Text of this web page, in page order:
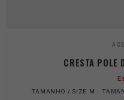
CRESTA POLE
TAMANHO / SIZE M ·